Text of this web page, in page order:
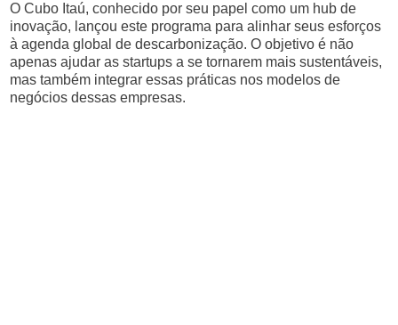
O Cubo Itaú, conhecido por seu papel como um hub de
inovação, lançou este programa para alinhar seus esforços
à agenda global de descarbonização. O objetivo é não
apenas ajudar as startups a se tornarem mais sustentáveis,
mas também integrar essas práticas nos modelos de
negócios dessas empresas.